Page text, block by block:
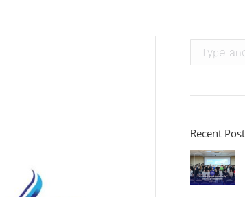
Search:
Recent